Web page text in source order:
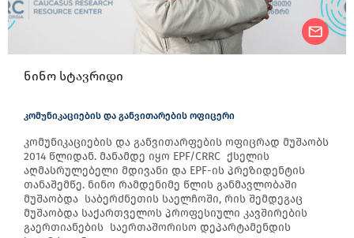
ნინო სტავრიდი
კომუნიკაციების და განვითარების ოფიცერი
კომუნიკაციების და განვითარფების ოფიცრად მუშაობს
2014 წლიდან. მანამდე იყო EPF/CRRC ქსელის
აღმასრულებელი მდივანი და EPF-ის პრეზიდენტის
თანაშემწე. ნინო რამდენიმე წლის განმავლობაში
მუშაობდა საბერძნეთის საელჩოში, რის შემდეგაც
მუშაობდა საქართველოს პროფესიული კავშირების
გაერთიანების საერთაშორისო დეპარტამენდის